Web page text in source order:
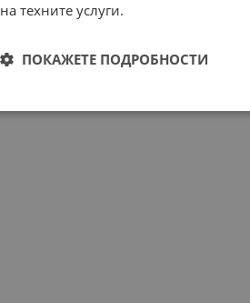
на техните услуги.
ПОКАЖЕТЕ ПОДРОБНОСТИ